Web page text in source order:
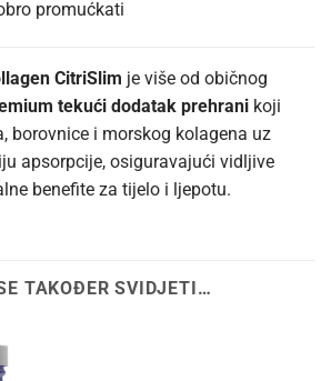
promućkati
CitriSlim je više od običnog
tekući dodatak prehrani koji
borovnice i morskog kolagena uz
apsorpcije, osiguravajući vidljive
benefite za tijelo i ljepotu.
TAKOĐER SVIDJETI…